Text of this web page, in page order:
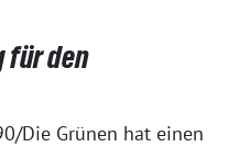
für den
Die Grünen hat einen